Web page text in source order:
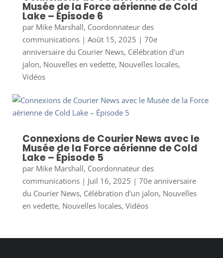
Musée de la Force aérienne de Cold
Lake – Épisode 6
par Mike Marshall, Coordonnateur des
communications| Août 15, 2025 | 70e
anniversaire du Courier News, Célébration d'un
jalon, Nouvelles en vedette, Nouvelles locales,
Vidéos
Connexions de Courier News avec le
Musée de la Force aérienne de Cold
Lake – Épisode 5
par Mike Marshall, Coordonnateur des
communications| Juil 16, 2025 | 70e anniversaire
du Courier News, Célébration d'un jalon, Nouvelles
en vedette, Nouvelles locales, Vidéos